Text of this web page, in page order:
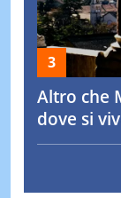
Altro che
dove si